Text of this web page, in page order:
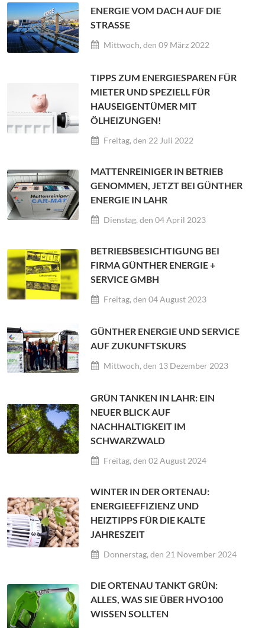
ENERGIE VOM DACH AUF DIE
STRASSE
Mittwoch, den 09 März 2022
TIPPS ZUM ENERGIESPAREN FÜR
MIETER UND SPEZIELL FÜR
HAUSEIGENTÜMER MIT
ÖLHEIZUNGEN!
Freitag, den 22 Juli 2022
MATTENREINIGER IN BETRIEB
GENOMMEN, JETZT BEI GÜNTHER
ENERGIE IN LAHR
Dienstag, den 04 April 2023
BETRIEBSBESICHTIGUNG BEI
FIRMA GÜNTHER ENERGIE +
SERVICE GMBH
Freitag, den 04 August 2023
GÜNTHER ENERGIE UND SERVICE
AUF ZUKUNFTSKURS
Mittwoch, den 13 Dezember 2023
GRÜN TANKEN IN LAHR: EIN
NEUER BLICK AUF
NACHHALTIGKEIT IM
SCHWARZWALD
Freitag, den 02 August 2024
WINTER IN DER ORTENAU:
ENERGIEEFFIZIENZ UND
HEIZTIPPS FÜR DIE KALTE
JAHRESZEIT
Donnerstag, den 21 November 2024
DIE ORTENAU TANKT GRÜN:
ALLES, WAS SIE ÜBER HVO100
WISSEN SOLLTEN